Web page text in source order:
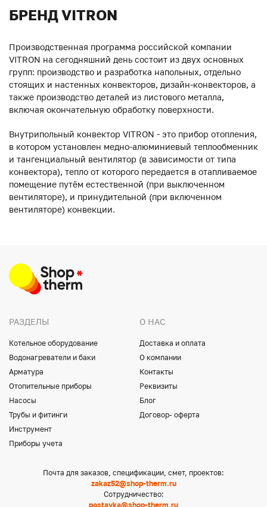
БРЕНД VITRON
Производственная программа российской компании
VITRON на сегодняшний день состоит из двух основных
групп: производство и разработка напольных, отдельно
стоящих и настенных конвекторов, дизайн-конвекторов, а
также производство деталей из листового металла,
включая окончательную обработку поверхности.
Внутрипольный конвектор VITRON - это прибор отопления,
в котором установлен медно-алюминиевый теплообменник
и тангенциальный вентилятор (в зависимости от типа
конвектора), тепло от которого передается в отапливаемое
помещение путём естественной (при выключенном
вентиляторе), и принудительной (при включенном
вентиляторе) конвекции.
РАЗДЕЛЫ
Котельное оборудование
Водонагреватели и баки
Арматура
Отопительные приборы
Насосы
Трубы и фитинги
Инструмент
Приборы учета
О НАС
Доставка и оплата
О компании
Контакты
Реквизиты
Блог
Договор- оферта
Почта для заказов, спецификации, смет, проектов:
zakaz52@shop-therm.ru
Сотрудничество:
postavka@shop-therm.ru